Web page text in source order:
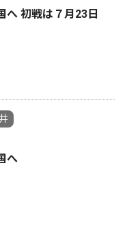
へ 初戦は７月23日
へ